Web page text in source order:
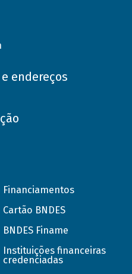
endereços
Financiamentos
Cartão BNDES
BNDES Finame
Instituições financeiras
credenciadas